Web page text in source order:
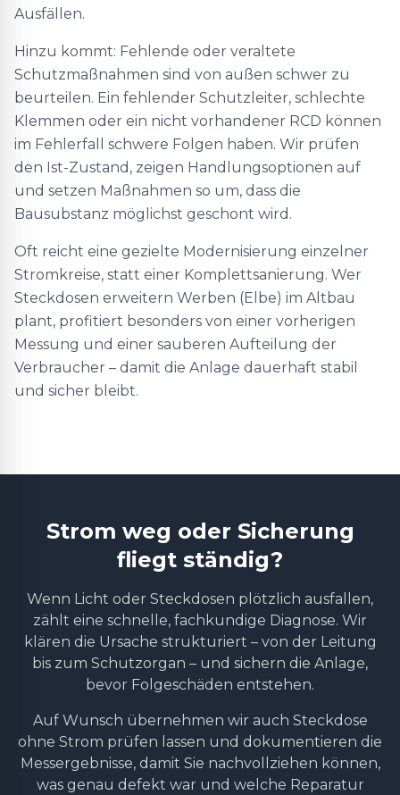
Ausfällen.
Hinzu kommt: Fehlende oder veraltete
Schutzmaßnahmen sind von außen schwer zu
beurteilen. Ein fehlender Schutzleiter, schlechte
Klemmen oder ein nicht vorhandener RCD können
im Fehlerfall schwere Folgen haben. Wir prüfen
den Ist-Zustand, zeigen Handlungsoptionen auf
und setzen Maßnahmen so um, dass die
Bausubstanz möglichst geschont wird.
Oft reicht eine gezielte Modernisierung einzelner
Stromkreise, statt einer Komplettsanierung. Wer
Steckdosen erweitern Werben (Elbe) im Altbau
plant, profitiert besonders von einer vorherigen
Messung und einer sauberen Aufteilung der
Verbraucher – damit die Anlage dauerhaft stabil
und sicher bleibt.
Strom weg oder Sicherung
fliegt ständig?
Wenn Licht oder Steckdosen plötzlich ausfallen,
zählt eine schnelle, fachkundige Diagnose. Wir
klären die Ursache strukturiert – von der Leitung
bis zum Schutzorgan – und sichern die Anlage,
bevor Folgeschäden entstehen.
Auf Wunsch übernehmen wir auch Steckdose
ohne Strom prüfen lassen und dokumentieren die
Messergebnisse, damit Sie nachvollziehen können,
was genau defekt war und welche Reparatur